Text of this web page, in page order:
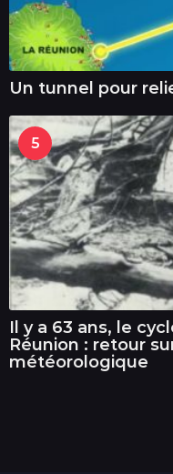
Un tunnel pour
5
Il y a 63 ans, le
Réunion : retour
météorologique